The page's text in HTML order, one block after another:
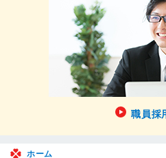
職員採
ホーム